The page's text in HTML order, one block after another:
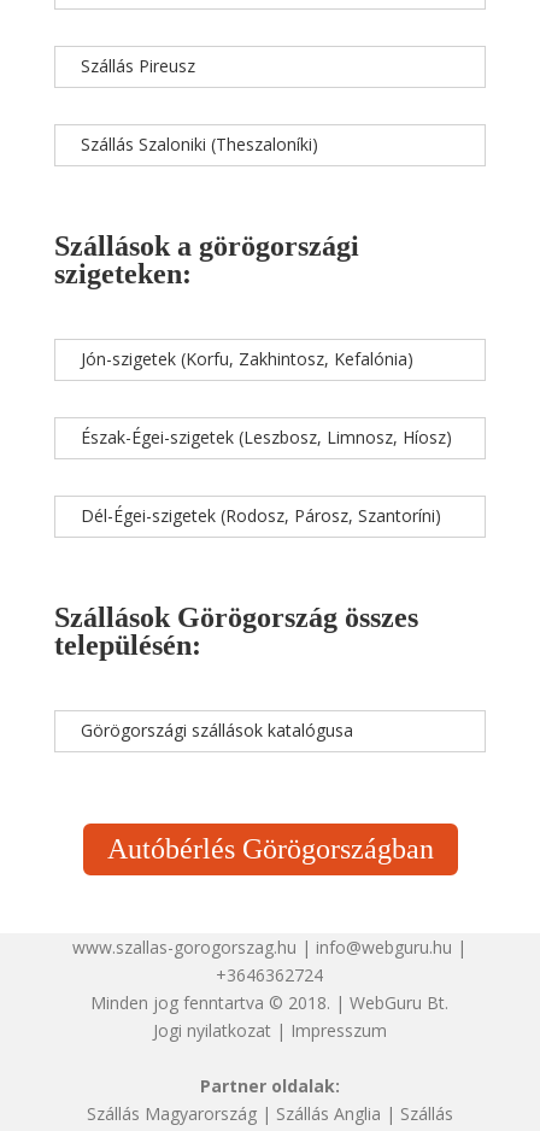
Szállás Pireusz
Szállás Szaloniki (Theszaloníki)
Szállások a görögországi
szigeteken:
Jón-szigetek (Korfu, Zakhintosz, Kefalónia)
Észak-Égei-szigetek (Leszbosz, Limnosz, Híosz)
Dél-Égei-szigetek (Rodosz, Párosz, Szantoríni)
Szállások Görögország összes
településén:
Görögországi szállások katalógusa
Autóbérlés Görögországban
www.szallas-gorogorszag.hu | info@webguru.hu |
+3646362724
Minden jog fenntartva © 2018. | WebGuru Bt.
Jogi nyilatkozat| Impresszum
Partner oldalak:
Szállás Magyarország| Szállás Anglia | Szállás